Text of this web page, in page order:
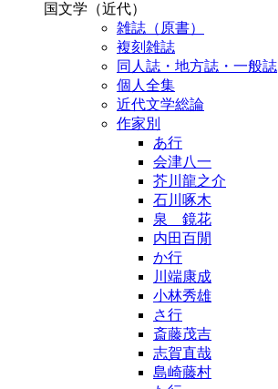
国文学（近代）
雑誌（原書）
複刻雑誌
同人誌・地方誌・一般誌
個人全集
近代文学総論
作家別
あ行
会津八一
芥川龍之介
石川啄木
泉 鏡花
内田百閒
か行
川端康成
小林秀雄
さ行
斎藤茂吉
志賀直哉
島崎藤村